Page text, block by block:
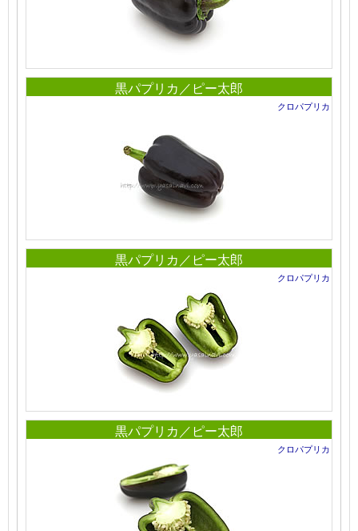
黒パプリカ／ピー太郎
クロパプリカ
黒パプリカ／ピー太郎
クロパプリカ
黒パプリカ／ピー太郎
クロパプリカ